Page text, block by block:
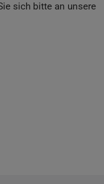
sich bitte an unsere